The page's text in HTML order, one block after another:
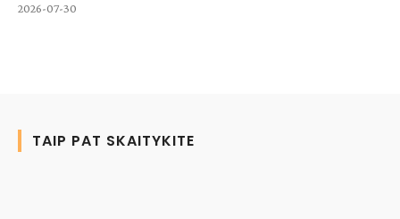
2026-07-30
TAIP PAT SKAITYKITE